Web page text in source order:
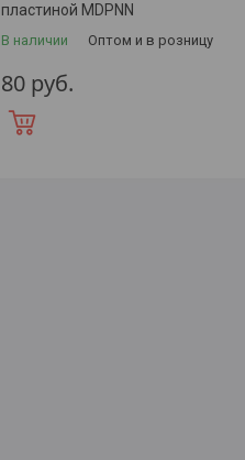
пластиной MDPNN
В наличии Оптом и в розницу
80 руб.